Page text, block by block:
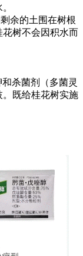
余的土围在树根
树不会因积水而
杀菌剂（多菌灵
既给桂花树实施